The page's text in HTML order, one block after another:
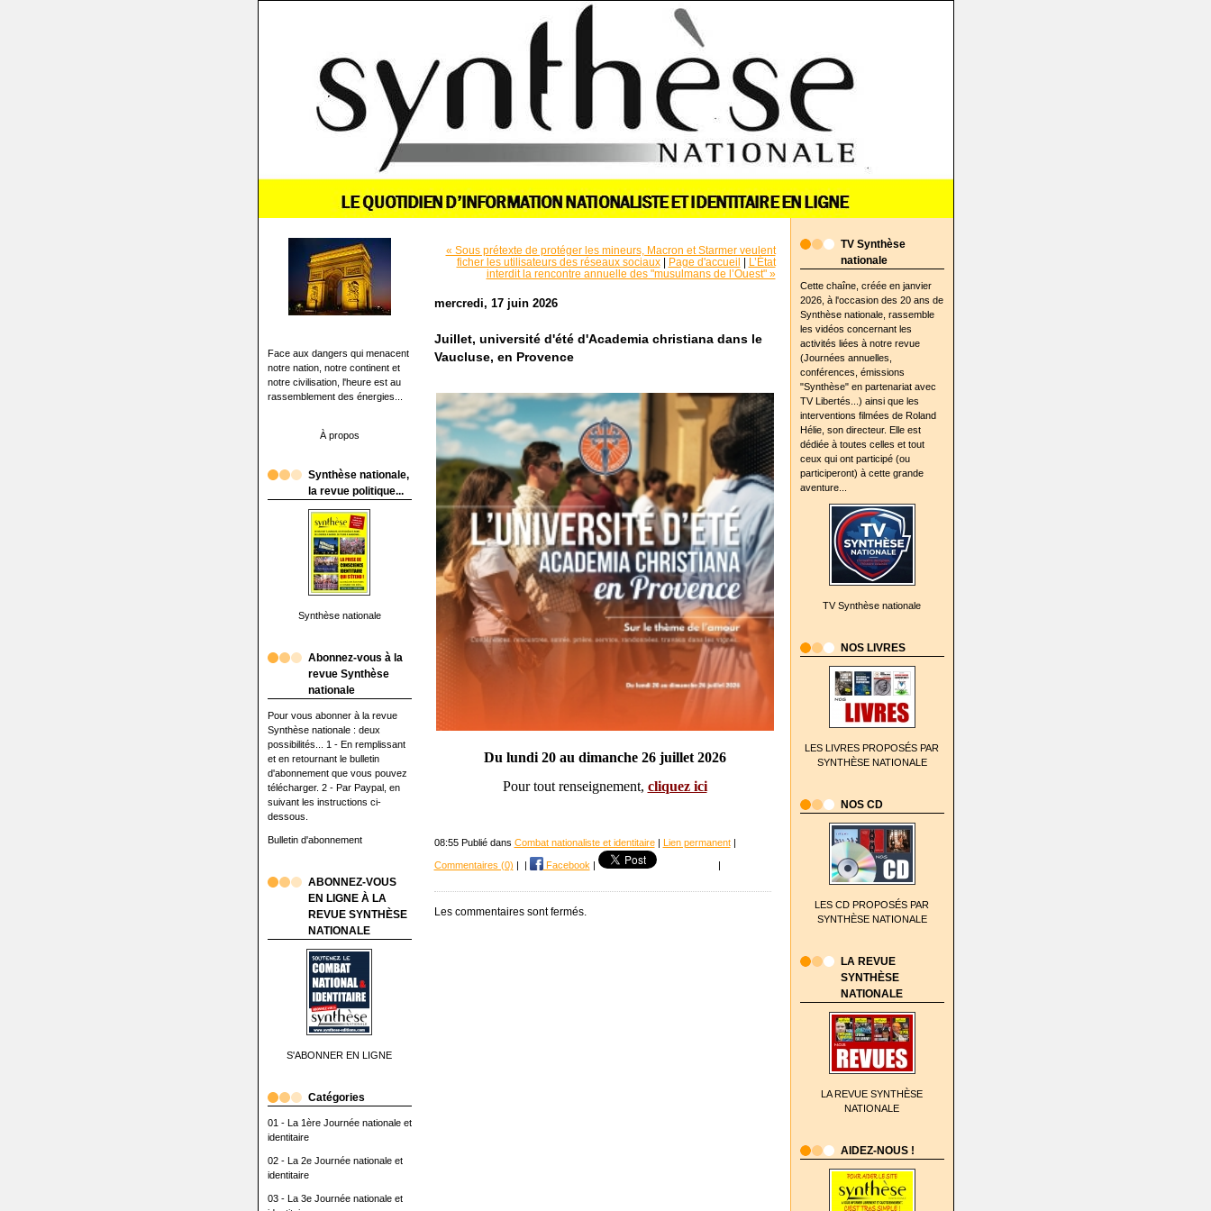
Face aux dangers qui menacent
notre nation, notre continent et
notre civilisation, l'heure est au
rassemblement des énergies...
À propos
Synthèse nationale,
la revue politique...
Synthèse nationale
Abonnez-vous à la
revue Synthèse
nationale
Pour vous abonner à la revue
Synthèse nationale : deux
possibilités... 1 - En remplissant
et en retournant le bulletin
d'abonnement que vous pouvez
télécharger. 2 - Par Paypal, en
suivant les instructions ci-
dessous.
Bulletin d'abonnement
ABONNEZ-VOUS
EN LIGNE À LA
REVUE SYNTHÈSE
NATIONALE
S'ABONNER EN LIGNE
Catégories
01 - La 1ère Journée nationale et
identitaire
02 - La 2e Journée nationale et
identitaire
03 - La 3e Journée nationale et
TV Synthèse
nationale
Cette chaîne, créée en janvier
2026, à l'occasion des 20 ans de
Synthèse nationale, rassemble
les vidéos concernant les
activités liées à notre revue
(Journées annuelles,
conférences, émissions
"Synthèse" en partenariat avec
TV Libertés...) ainsi que les
interventions filmées de Roland
Hélie, son directeur. Elle est
dédiée à toutes celles et tout
ceux qui ont participé (ou
participeront) à cette grande
aventure...
TV Synthèse nationale
NOS LIVRES
LES LIVRES PROPOSÉS PAR
SYNTHÈSE NATIONALE
NOS CD
LES CD PROPOSÉS PAR
SYNTHÈSE NATIONALE
LA REVUE
SYNTHÈSE
NATIONALE
LA REVUE SYNTHÈSE
NATIONALE
AIDEZ-NOUS !
« Sous prétexte de protéger les mineurs, Macron et Starmer veulent
ficher les utilisateurs des réseaux sociaux| Page d'accueil | L’État
interdit la rencontre annuelle des "musulmans de l’Ouest" »
mercredi, 17 juin 2026
Juillet, université d'été d'Academia christiana dans le
Vaucluse, en Provence
Du lundi 20 au dimanche 26 juillet 2026
Pour tout renseignement, cliquez ici
08:55 Publié dans Combat nationaliste et identitaire| Lien permanent|
Commentaires (0) Facebook
Les commentaires sont fermés.